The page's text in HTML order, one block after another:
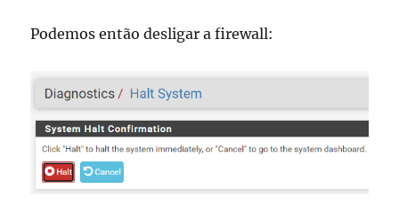
Podemos então desligar a firewall: